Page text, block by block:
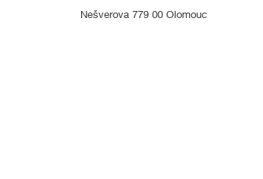
Nešverova 779 00 Olomouc